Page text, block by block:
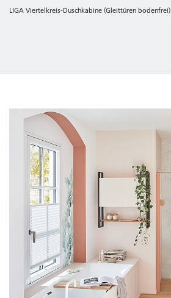
LIGA Viertelkreis-Duschkabine (Gleittüren bodenfrei)